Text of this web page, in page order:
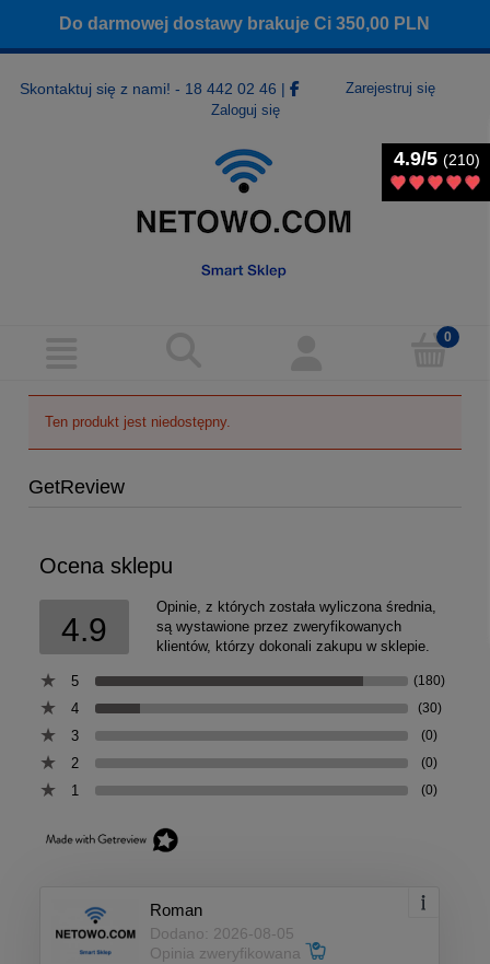
Do darmowej dostawy brakuje Ci350,00 PLN
Skontaktuj się z nami! - 18 442 02 46 |
Zarejestruj się
Zaloguj się
Ten produkt jest niedostępny.
GetReview
Ocena sklepu
4.9
Opinie, z których została wyliczona średnia,
są wystawione przez zweryfikowanych
klientów, którzy dokonali zakupu w sklepie.
5 (180)
4 (30)
3 (0)
2 (0)
1 (0)
Roman
Dodano: 2026-08-05
Opinia zweryfikowana
4.9/5 (210)
4.9/5 (210)